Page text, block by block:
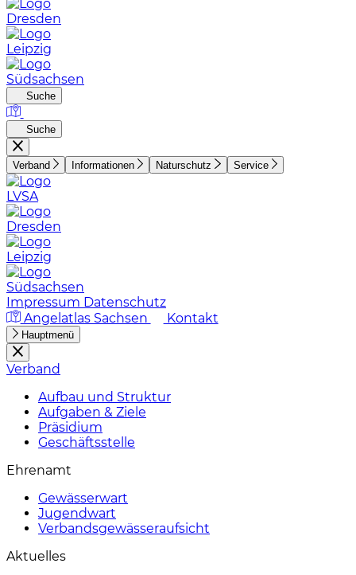
Dresden
Leipzig
Südsachsen
Suche
Suche
Verband Informationen Naturschutz Service
LVSA
Dresden
Leipzig
Südsachsen
Impressum Datenschutz
Angelatlas Sachsen
Kontakt
Hauptmenü
Verband
Aufbau und Struktur
Aufgaben & Ziele
Präsidium
Geschäftsstelle
Ehrenamt
Gewässerwart
Jugendwart
Verbandsgewässeraufsicht
Aktuelles